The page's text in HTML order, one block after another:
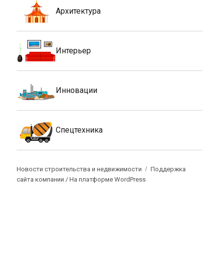
Архитектура
Интерьер
Инновации
Спецтехника
Новости строительства и недвижимости
Поддержка
сайта компании /На платформе WordPress